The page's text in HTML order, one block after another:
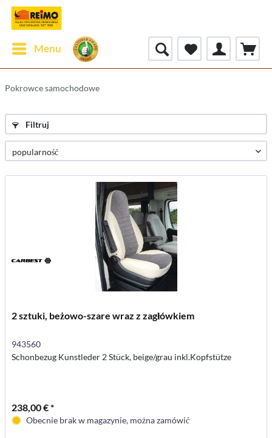
Menu
Pokrowce samochodowe
Filtruj
2 sztuki, beżowo-szare wraz z zagłówkiem
943560
Schonbezug Kunstleder 2 Stück, beige/grau inkl.Kopfstütze
238,00 € *
Obecnie brak w magazynie, można zamówić